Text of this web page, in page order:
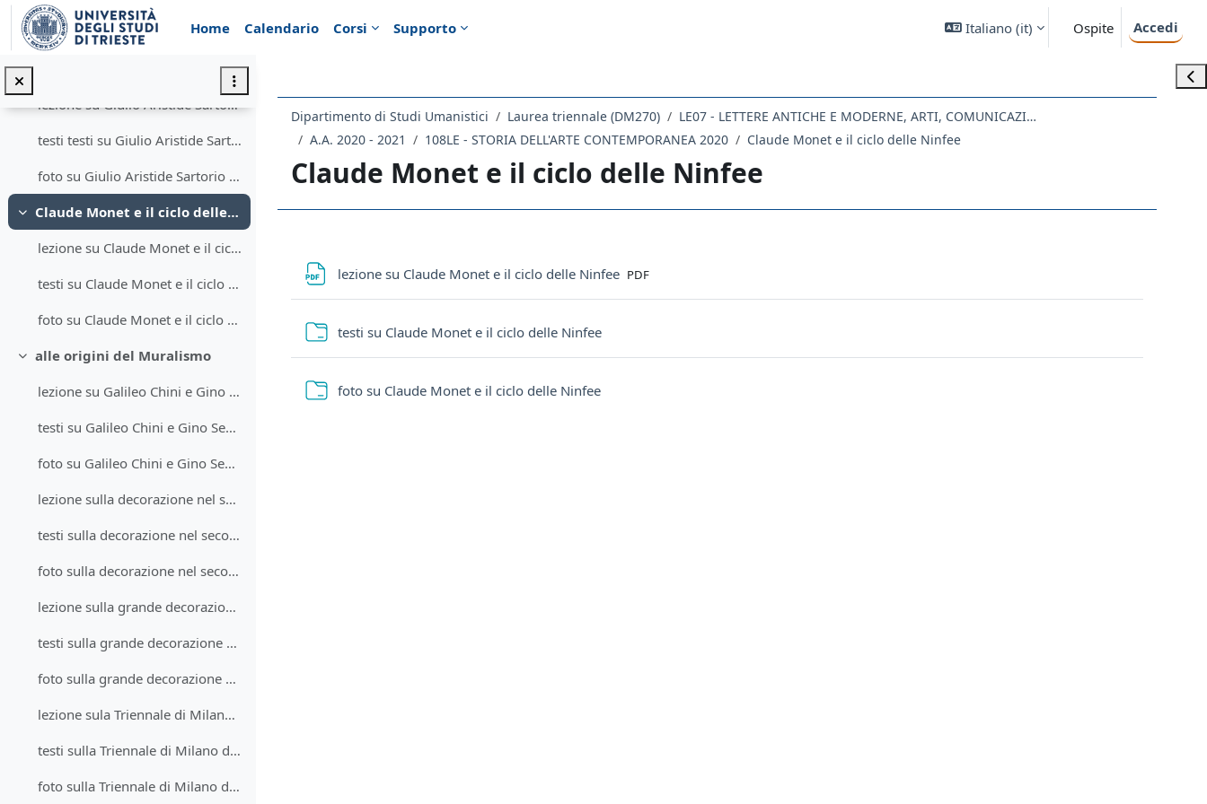
Vai al contenuto principale
Home
Calendario Corsi Supporto Italiano ‎(it)‎ Ospite Accedi
foto su Gustav Klimt e la Mostra di Beethoven
Minimizza
Giulio Aristide Sartorio e il fregio di Montecitorio
lezione su Giulio Aristide Sartorio e il fregio di Montecitorio
testi testi su Giulio Aristide Sartorio e il fregio di Montecitorio
foto su Giulio Aristide Sartorio e il fregio di Montecitorio
Minimizza
Claude Monet e il ciclo delle Ninfee
lezione su Claude Monet e il ciclo delle Ninfee
testi su Claude Monet e il ciclo delle Ninfee
foto su Claude Monet e il ciclo delle Ninfee
Minimizza
alle origini del Muralismo
lezione su Galileo Chini e Gino Severini
testi su Galileo Chini e Gino Severini
foto su Galileo Chini e Gino Severini
lezione sulla decorazione nel secondo Futurismo
testi sulla decorazione nel secondo Futurismo
foto sulla decorazione nel secondo Futurismo
lezione sulla grande decorazione negli anni Trenta
testi sulla grande decorazione negli anni Trenta
foto sulla grande decorazione negli anni Trenta
lezione sula Triennale di Milano del 1933
testi sulla Triennale di Milano del 1933
foto sulla Triennale di Milano del 1933
Dipartimento di Studi Umanistici Laurea triennale (DM270)
LE07 - LETTERE ANTICHE E MODERNE, ARTI, COMUNICAZIONE
A.A. 2020 - 2021
108LE - STORIA DELL'ARTE CONTEMPORANEA 2020 Claude Monet e il ciclo delle Ninfee
Claude Monet e il ciclo delle Ninfee
lezione su Claude Monet e il ciclo delle Ninfee File
PDF
testi su Claude Monet e il ciclo delle NinfeeCartella
foto su Claude Monet e il ciclo delle NinfeeCartella